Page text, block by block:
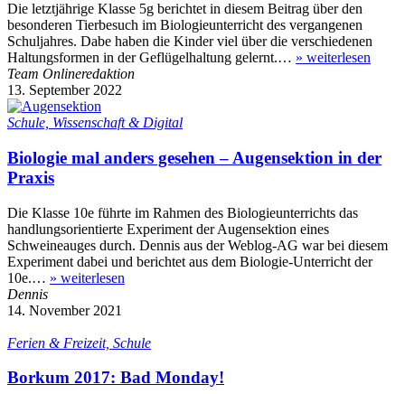
Die letztjährige Klasse 5g berichtet in diesem Beitrag über den
besonderen Tierbesuch im Biologieunterricht des vergangenen
Schuljahres. Dabe haben die Kinder viel über die verschiedenen
Haltungsformen in der Geflügelhaltung gelernt.… » weiterlesen
Team Onlineredaktion
13. September 2022
Schule, Wissenschaft & Digital
Biologie mal anders gesehen – Augensektion in der
Praxis
Die Klasse 10e führte im Rahmen des Biologieunterrichts das
handlungsorientierte Experiment der Augensektion eines
Schweineauges durch. Dennis aus der Weblog-AG war bei diesem
Experiment dabei und berichtet aus dem Biologie-Unterricht der
10e.… » weiterlesen
Dennis
14. November 2021
Ferien & Freizeit, Schule
Borkum 2017: Bad Monday!